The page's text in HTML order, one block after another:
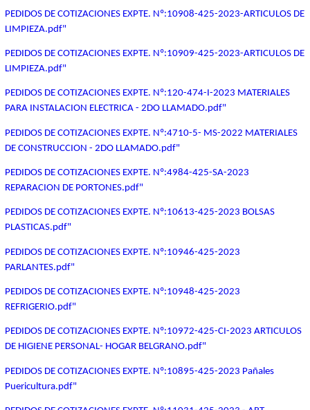
PEDIDOS DE COTIZACIONES EXPTE. Nº:10908-425-2023-ARTICULOS DE
LIMPIEZA.pdf"
PEDIDOS DE COTIZACIONES EXPTE. Nº:10909-425-2023-ARTICULOS DE
LIMPIEZA.pdf"
PEDIDOS DE COTIZACIONES EXPTE. Nº:120-474-I-2023 MATERIALES
PARA INSTALACION ELECTRICA - 2DO LLAMADO.pdf"
PEDIDOS DE COTIZACIONES EXPTE. Nº:4710-5- MS-2022 MATERIALES
DE CONSTRUCCION - 2DO LLAMADO.pdf"
PEDIDOS DE COTIZACIONES EXPTE. Nº:4984-425-SA-2023
REPARACION DE PORTONES.pdf"
PEDIDOS DE COTIZACIONES EXPTE. Nº:10613-425-2023 BOLSAS
PLASTICAS.pdf"
PEDIDOS DE COTIZACIONES EXPTE. Nº:10946-425-2023
PARLANTES.pdf"
PEDIDOS DE COTIZACIONES EXPTE. Nº:10948-425-2023
REFRIGERIO.pdf"
PEDIDOS DE COTIZACIONES EXPTE. Nº:10972-425-CI-2023 ARTICULOS
DE HIGIENE PERSONAL- HOGAR BELGRANO.pdf"
PEDIDOS DE COTIZACIONES EXPTE. Nº:10895-425-2023 Pañales
Puericultura.pdf"